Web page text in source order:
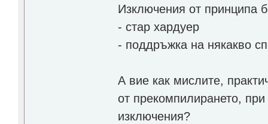
Изключения от принципа
- стар хардуер
- поддръжка на някакво
А вие как мислите,
от прекомпилирането,
изключения?